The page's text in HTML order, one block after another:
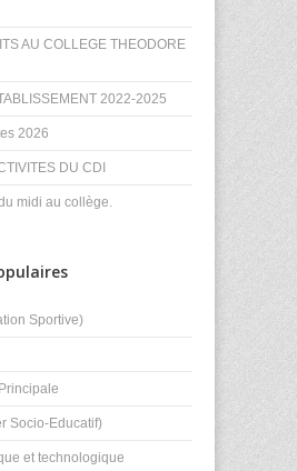
AU COLLEGE THEODORE
2022-2025
2026
DU CDI
midi au collège.
Sportive)
Socio-Educatif)
et technologique